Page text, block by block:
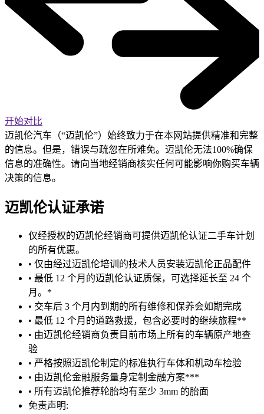
开始对比
迈凯伦汽车（“迈凯伦”）始终致力于在本网站提供精准和完整
的信息。但是，错误与疏忽在所难免。迈凯伦无法100%确保
信息的准确性。请向当地经销商核实任何可能影响你购买车辆
决策的信息。
迈凯伦认证承诺
仅经授权的迈凯伦经销商可提供迈凯伦认证二手车计划
的所有优惠。
• 仅由经过迈凯伦培训的技术人员安装迈凯伦正品配件
• 最低 12 个月的迈凯伦认证质保，可选择延长至 24 个
月。*
• 交车后 3 个月内到期的所有维修和保养会如期完成
• 最低 12 个月的道路救援，包含必要时的继续旅程**
• 由迈凯伦经销商负责目前市场上所有的车辆原产地查
验
• 严格按照迈凯伦制定的标准执行车体和机动车检验
• 由迈凯伦金融服务量身定制金融方案***
• 所有迈凯伦推荐轮胎均有至少 3mm 的胎面
免责声明: